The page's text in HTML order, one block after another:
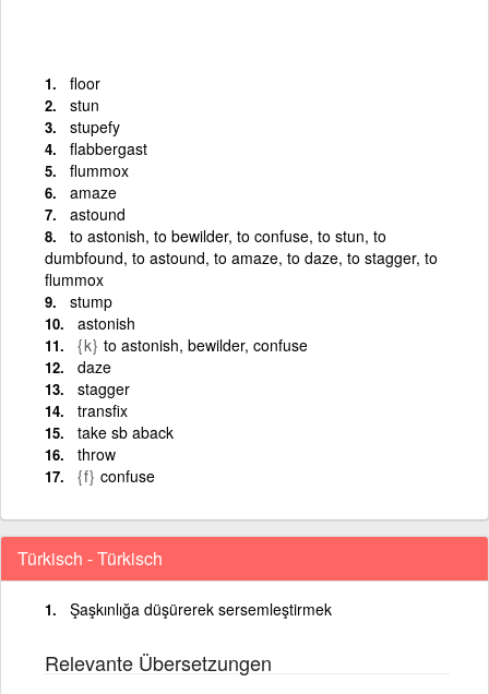
floor
stun
stupefy
flabbergast
flummox
amaze
astound
to astonish, to bewilder, to confuse, to stun, to
dumbfound, to astound, to amaze, to daze, to stagger, to
flummox
stump
astonish
{k} to astonish, bewilder, confuse
daze
stagger
transfix
take sb aback
throw
{f} confuse
Türkisch - Türkisch
Şaşkınlığa düşürerek sersemleştirmek
Relevante Übersetzungen